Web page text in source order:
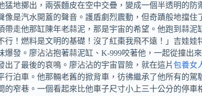
猛地擲出，兩張麵皮在空中交疊，變成一個半透明的
像是汽水開蓋的聲音。護盾劇烈震動，但奇蹟般地擋
帶走他那缸陳年老蒜泥，那是宇宙的希望。他跑到蒜
行！燃料是文明的基礎！沒了紅棗我飛不遠！」吉娃
發。廖沾沾抱著蒜泥缸、K-999咬著他，一起從撞出
了最後的哀鳴。廖沾沾的宇宙冒險，就在這片包養女
泊車。他那輛老舊的掀背車，彷彿繼承了他所有的
的窄巷。一個看起來比他車子尺寸小上三十公分的停